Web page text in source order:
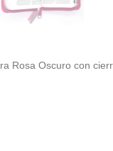
Rosa Oscuro con